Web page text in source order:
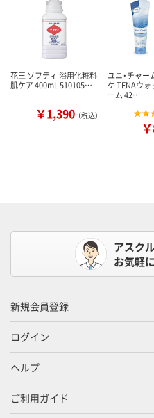
花王 ソフティ 浴用化粧料
肌ケア 400mL 510105…
￥1,390 （税込）
ユニ・チャー
ケ TENAウォ
ーム 42…
アスク
お気軽
新規会員登録
ログイン
ヘルプ
ご利用ガイド